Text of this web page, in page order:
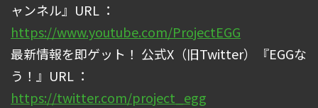
ャンネル』URL ：
https://www.youtube.com/ProjectEGG
最新情報を即ゲット！ 公式X（旧Twitter）『EGGな
う！』URL ：
https://twitter.com/project_egg